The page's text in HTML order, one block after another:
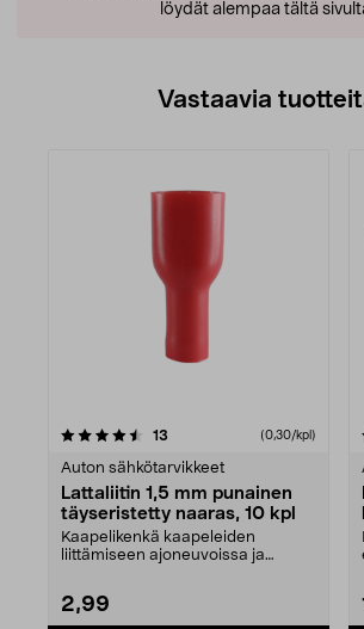
löydät alempaa tältä
Vastaavia
13 (0,30/kpl)
Auton sähkötarvikkeet
Lattaliitin 1,5 mm punainen
täyseristetty naaras, 10 kpl
Kaapelikenkä kaapeleiden
liittämiseen ajoneuvoissa ja
2,99
4.5viidestä